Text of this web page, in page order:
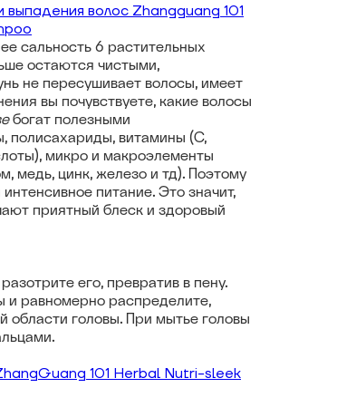
волос Zhangguang 101
сальность 6 растительных
остаются чистыми,
не пересушивает волосы, имеет
вы почувствуете, какие волосы
богат полезными
полисахариды, витамины (C,
микро и макроэлементы
медь, цинк, железо и тд). Поэтому
питание. Это значит,
приятный блеск и здоровый
его, превратив в пену.
и равномерно распределите,
области головы. При мытье головы
101 Herbal Nutri-sleek